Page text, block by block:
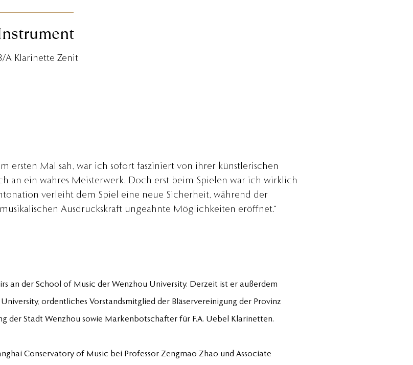
A Klarinette Zenit
ersten Mal sah, war ich sofort fasziniert von ihrer künstlerischen
an ein wahres Meisterwerk. Doch erst beim Spielen war ich wirklich
verleiht dem Spiel eine neue Sicherheit, während der
Ausdruckskraft ungeahnte Möglichkeiten eröffnet.“
an der School of Music der Wenzhou University. Derzeit ist er außerdem
ordentliches Vorstandsmitglied der Bläservereinigung der Provinz
der Stadt Wenzhou sowie Markenbotschafter für F.A. Uebel Klarinetten.
Conservatory of Music bei Professor Zengmao Zhao und Associate